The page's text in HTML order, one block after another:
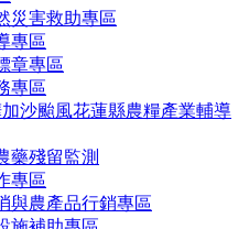
災害救助專區
專區
章專區
專區
加沙颱風花蓮縣農糧產業輔導
藥殘留監測
專區
與農產品行銷專區